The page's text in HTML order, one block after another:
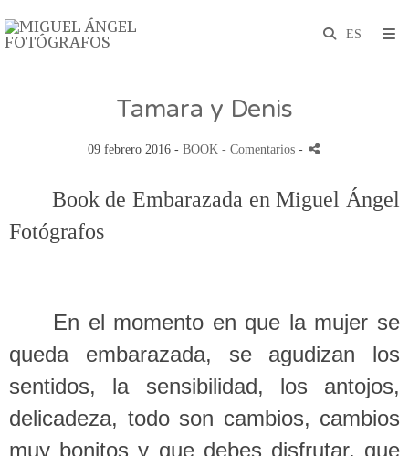
Tamara y Denis
09 febrero 2016 - BOOK - Comentarios -
Book de Embarazada en Miguel Ángel
Fotógrafos
En el momento en que la mujer se
queda embarazada, se agudizan los
sentidos, la sensibilidad, los antojos,
delicadeza, todo son cambios, cambios
muy bonitos y que debes disfrutar, que